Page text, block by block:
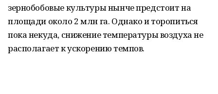
зернобобовые культуры нынче предстоит на
площади около 2 млн га. Однако и торопиться
пока некуда, снижение температуры воздуха не
располагает к ускорению темпов.